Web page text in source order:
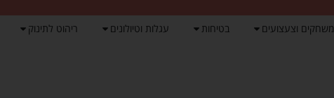
משחקים וצעצועים בטיחות עגלות וטיולונים ריהוט לתינוק